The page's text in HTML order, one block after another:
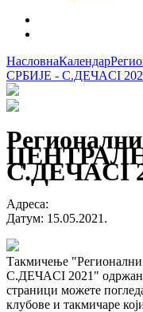
НасловнаКалендар
СРБИЈЕ - С.ДЕЧАCI
С.ДЕЧАCI
Адреса:
Датум: 15.05.2021.
Такмичење
С.ДЕЧАCI 2021" одржано
страници можете
клубове и такмичаре